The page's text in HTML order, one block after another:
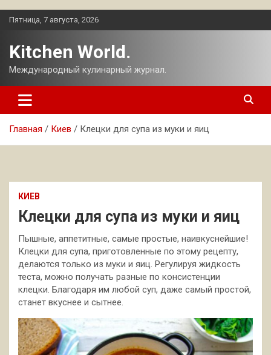
Перейти
Пятница, 7 августа, 2026
Kitchen World.
Международный кулинарный журнал.
Главная Киев Клецки для супа из муки и яиц
КИЕВ
Клецки для супа из муки и яиц
Пышные, аппетитные, самые простые, наивкуснейшие!
Клецки для супа, приготовленные по этому рецепту,
делаются только из муки и яиц. Регулируя жидкость
теста, можно получать разные по консистенции
клецки. Благодаря им любой суп, даже самый простой,
станет вкуснее и сытнее.